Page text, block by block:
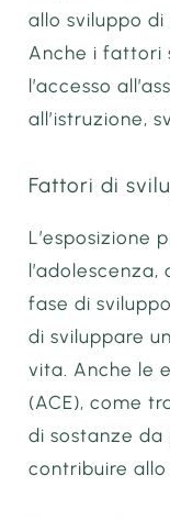
allo sviluppo
Anche i fattori
l’accesso
all’istruzione,
Fattori di
L’esposizione
fase di
di sviluppare
vita. Anche le
(ACE), come
di sostanze
contribuire allo